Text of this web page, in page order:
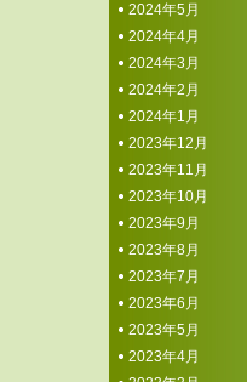
2024年5月
2024年4月
2024年3月
2024年2月
2024年1月
2023年12月
2023年11月
2023年10月
2023年9月
2023年8月
2023年7月
2023年6月
2023年5月
2023年4月